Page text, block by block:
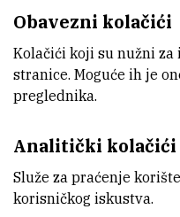
Bijenička cesta 54,
KONTAKTIRAJTE NAS
Obavezni kolačići
Kolačići koji su nužni
stranice. Moguće ih je
preglednika.
Analitički kolačići
Služe za praćenje
korisničkog iskustva.